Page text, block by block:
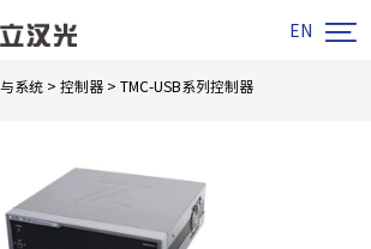
EN 
系统 > 控制器 > TMC-USB系列控制器